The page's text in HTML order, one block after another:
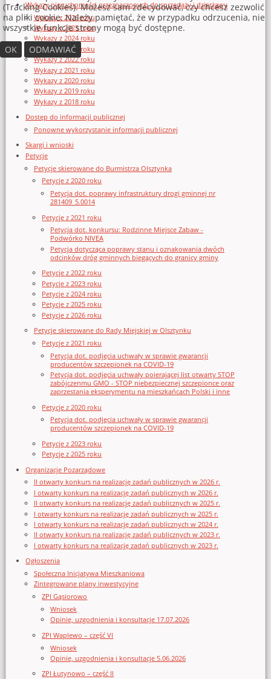
Wykazy nieruchomości przeznaczonych do sprzedaży i dzierżawy
Wykazy z 2026 roku
Wykazy z 2025 roku
Wykazy z 2024 roku
Wykazy z 2023 roku
Wykazy z 2022 roku
Wykazy z 2021 roku
Wykazy z 2020 roku
Wykazy z 2019 roku
Wykazy z 2018 roku
Dostęp do informacji publicznej
Ponowne wykorzystanie informacji publicznej
Skargi i wnioski
Petycje
Petycje skierowane do Burmistrza Olsztynka
Petycje z 2020 roku
Petycja dot. poprawy infrastruktury drogi gminnej nr
281409_5.0014
Petycje z 2021 roku
Petycja dot. konkursu: Rodzinne Miejsce Zabaw -
Podwórko NIVEA
Petycja dotycząca poprawy stanu i oznakowania dwóch
odcinków dróg gminnych biegących do granicy gminy
Petycje z 2022 roku
Petycje z 2023 roku
Petycje z 2024 roku
Petycje z 2025 roku
Petycje z 2026 roku
Petycje skierowane do Rady Miejskiej w Olsztynku
Petycje z 2021 roku
Petycja dot. podjęcia uchwały w sprawie gwarancji
producentów szczepionek na COVID-19
Petycja dot. podjęcia uchwały poierającej list otwarty STOP
zabójczenmu GMO - STOP niebezpiecznej szczepionce oraz
zaprzestania eksperymentu na mieszkańcach Polski i inne
Petycje z 2020 roku
Petycja dot. podjęcia uchwały w sprawie gwarancji
producentów szczepionek na COVID-19
Petycje z 2023 roku
Petycje z 2025 roku
Organizacje Pozarządowe
II otwarty konkurs na realizację zadań publicznych w 2026 r.
I otwarty konkurs na realizację zadań publicznych w 2026 r.
II otwarty konkurs na realizację zadań publicznych w 2025 r.
I otwarty konkurs na realizację zadań publicznych w 2025 r.
I otwarty konkurs na realizację zadań publicznych w 2024 r.
II otwarty konkurs na realizację zadań publicznych w 2023 r.
I otwarty konkurs na realizację zadań publicznych w 2023 r.
Ogłoszenia
Społeczna Inicjatywa Mieszkaniowa
Zintegrowane plany inwestycyjne
ZPI Gąsiorowo
Wniosek
Opinie, uzgodnienia i konsultacje 17.07.2026
ZPI Waplewo – część VI
Wniosek
Opinie, uzgodnienia i konsultacje 5.06.2026
ZPI Łutynowo – część II
(Tracking Cookies). Możesz sam zdecydować, czy chcesz zezwolić
na pliki cookie. Należy pamiętać, że w przypadku odrzucenia, nie
wszystkie funkcje strony mogą być dostępne.
OK
ODMAWIAĆ